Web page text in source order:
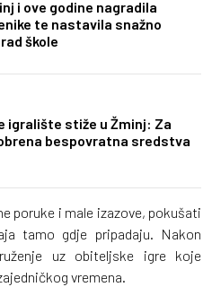
i ove godine nagradila
te nastavila snažno
škole
igralište stiže u Žminj: Za
bespovratna sredstva
poruke i male izazove, pokušati
tamo gdje pripadaju. Nakon
uz obiteljske igre koje
vremena.